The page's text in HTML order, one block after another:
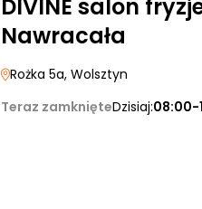
DIVINE salon
Nawracała
Rożka 5a, Wolsztyn
Teraz zamknięteDzisiaj:08:00-